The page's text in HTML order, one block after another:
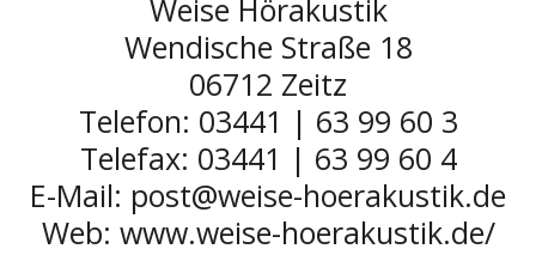
Weise Hörakustik
Wendische Straße 18
06712 Zeitz
Telefon: 03441 | 63 99 60 3
Telefax: 03441 | 63 99 60 4
E-Mail: post@weise-hoerakustik.de
Web: www.weise-hoerakustik.de/